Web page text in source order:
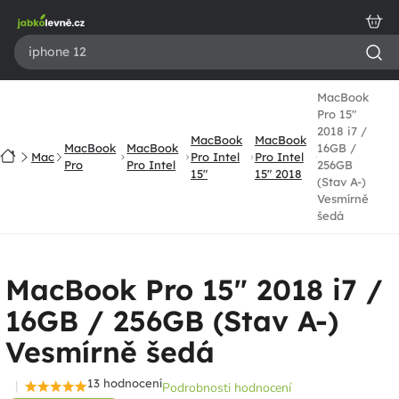
obsah
DomůMac
MacBook
Pro
MacBook
Pro Intel
MacBook
Pro Intel
15"
MacBook
Pro Intel
15" 2018
MacBook
Pro 15"
2018 i7 /
16GB /
256GB
(Stav A-)
Vesmírně
šedá
MacBook Pro 15" 2018 i7 /
16GB / 256GB (Stav A-)
Vesmírně šedá
13 hodnoceníPodrobnosti hodnocení